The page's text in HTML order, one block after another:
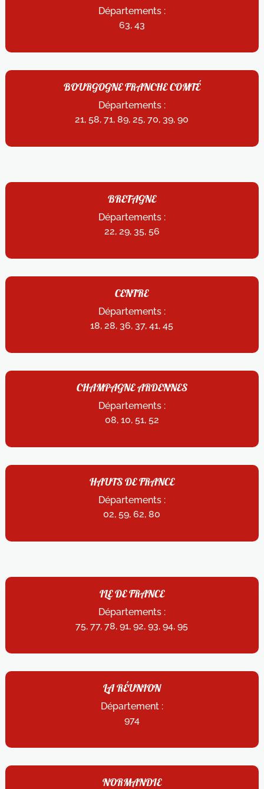
Départements :
63, 43
BOURGOGNE FRANCHE COMTÉ
Départements :
21, 58, 71, 89, 25, 70, 39, 90
BRETAGNE
Départements :
22, 29, 35, 56
CENTRE
Départements :
18, 28, 36, 37, 41, 45
CHAMPAGNE ARDENNES
Départements :
08, 10, 51, 52
HAUTS DE FRANCE
Départements :
02, 59, 62, 80
ILE DE FRANCE
Départements :
75, 77, 78, 91, 92, 93, 94, 95
LA RÉUNION
Département :
974
NORMANDIE